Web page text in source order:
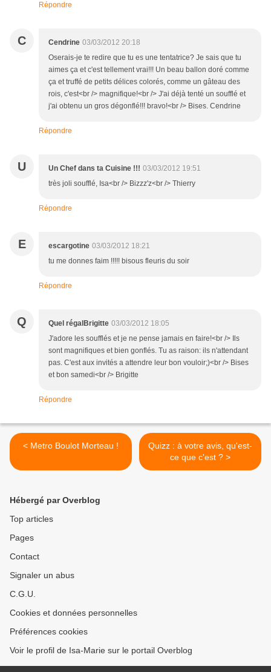
Répondre
C Cendrine 03/03/2012 20:18
Oserais-je te redire que tu es une tentatrice? Je sais que tu
aimes ça et c'est tellement vrai!!! Un beau ballon doré comme
ça et truffé de petits délices colorés, comme un gâteau des
rois, c'est<br /> magnifique!<br /> J'ai déjà tenté un soufflé et
j'ai obtenu un gros dégonflé!!! bravo!<br /> Bises. Cendrine
Répondre
U Un Chef dans ta Cuisine !!! 03/03/2012 19:51
très joli soufflé, Isa<br /> Bizzz'z<br /> Thierry
Répondre
E escargotine 03/03/2012 18:21
tu me donnes faim !!!!! bisous fleuris du soir
Répondre
Q Quel régalBrigitte 03/03/2012 18:05
J'adore les soufflés et je ne pense jamais en faire!<br /> Ils
sont magnifiques et bien gonflés. Tu as raison: ils n'attendant
pas. C'est aux invités a attendre leur bon vouloir;)<br /> Bises
et bon samedi<br /> Brigitte
Répondre
< Metro Boulot Morteau !
Quizz : à votre avis, qu'est-
ce que c'est ? >
Hébergé par Overblog
Top articles
Pages
Contact
Signaler un abus
C.G.U.
Cookies et données personnelles
Préférences cookies
Voir le profil de Isa-Marie sur le portail Overblog